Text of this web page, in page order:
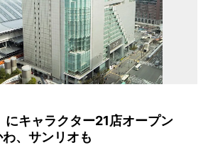
にキャラクター21店オープン
、サンリオも